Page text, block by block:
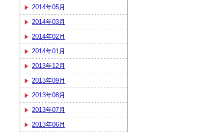
2014年05月
2014年03月
2014年02月
2014年01月
2013年12月
2013年09月
2013年08月
2013年07月
2013年06月